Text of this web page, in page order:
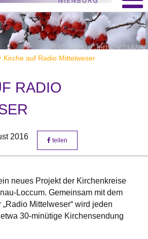
Bild: emsz / Jens Schulze
Kirche auf Radio Mittelweser
RADIO
2016 teilen
neues Projekt der Kirchenkreise
Loccum. Gemeinsam mit dem
Mittelweser“ wird jeden
30-minütige Kirchensendung